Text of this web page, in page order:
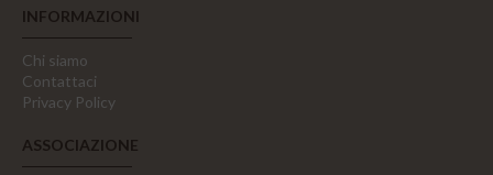
INFORMAZIONI
Chi siamo
Contattaci
Privacy Policy
ASSOCIAZIONE